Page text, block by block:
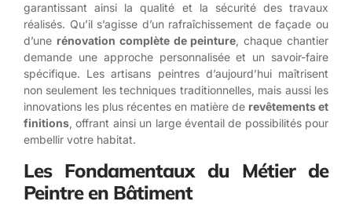
garantissant ainsi la qualité et la sécurité des travaux
réalisés. Qu’il s’agisse d’un rafraîchissement de façade ou
d’une rénovation complète de peinture, chaque chantier
demande une approche personnalisée et un savoir-faire
spécifique. Les artisans peintres d’aujourd’hui maîtrisent
non seulement les techniques traditionnelles, mais aussi les
innovations les plus récentes en matière de revêtements et
finitions, offrant ainsi un large éventail de possibilités pour
embellir votre habitat.
Les Fondamentaux du Métier de
Peintre en Bâtiment